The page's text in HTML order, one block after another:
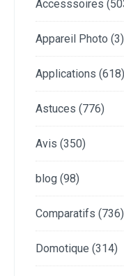
Accesssoires
Appareil Photo (3)
Applications (618)
Astuces (776)
Avis (350)
blog (98)
Comparatifs (736)
Domotique (314)